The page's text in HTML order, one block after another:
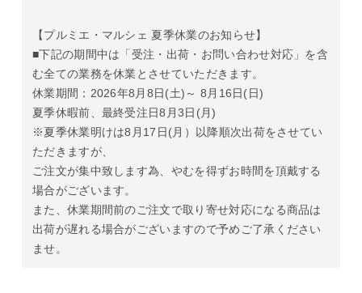
【プルミエ・マルシェ 夏季休業のお知らせ】
■下記の期間中は「受注・出荷・お問い合わせ対応」を含
む全ての業務を休業とさせていただきます。
休業期間：2026年8月8日(土)～ 8月16日(日)
夏季休暇前、最終受注日8月3日(月)
※夏季休業明けは8月17日(月）以降順次出荷をさせてい
ただきますが、
ご注文が集中致します為、やむを得ずお時間を頂戴する
場合がございます。
また、休業期間前のご注文で取り寄せ対応になる商品は
出荷が遅れる場合がございますので予めご了承ください
ませ。